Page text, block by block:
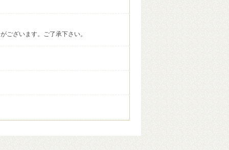
ございます。ご了承下さい。